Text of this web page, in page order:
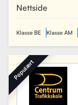
Nettside
Klasse BE Klasse AM
Populært